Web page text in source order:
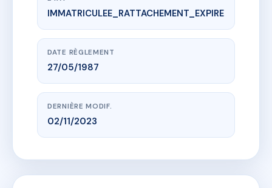
www.vme.plus/AF5439831
LES RESIDENCES DU LEVANT
Morne Morissot, chateauboeuf, 97200 Fort de
IMMATRICULEE_RATTACHEMENT_EXPIRE
DATE RÈGLEMENT
27/05/1987
DERNIÈRE MODIF.
02/11/2023